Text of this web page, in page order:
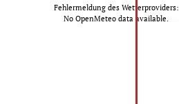
Fehlermeldung des Wetterproviders:
No OpenMeteo data available.